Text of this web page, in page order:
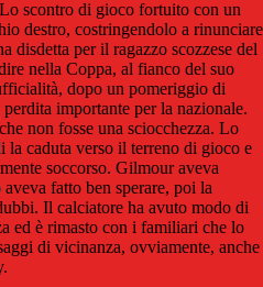
scontro di gioco fortuito con un
destro, costringendolo a rinunciare
disdetta per il ragazzo scozzese del
nella Coppa, al fianco del suo
dopo un pomeriggio di
importante per la nazionale.
non fosse una sciocchezza. Lo
la caduta verso il terreno di gioco e
soccorso. Gilmour aveva
fatto ben sperare, poi la
Il calciatore ha avuto modo di
ed è rimasto con i familiari che lo
di vicinanza, ovviamente, anche